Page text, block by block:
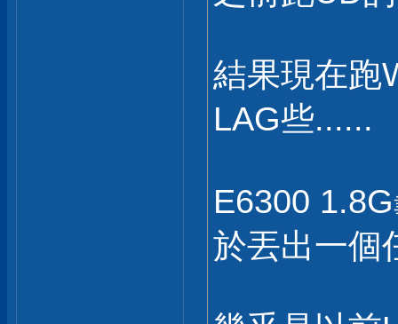
結果現在跑
LAG些......
E6300
於丟出一個